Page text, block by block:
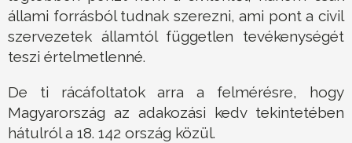
állami forrásból tudnak szerezni, ami pont a civil
szervezetek államtól független tevékenységét
teszi értelmetlenné.
De ti rácáfoltatok arra a felmérésre, hogy
Magyarország az adakozási kedv tekintetében
hátulról a 18. 142 ország közül.